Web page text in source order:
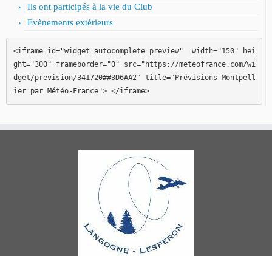
Ils ont participés à la vie du Club
Evènements extérieurs
<iframe id="widget_autocomplete_preview"  width="150" hei
ght="300" frameborder="0" src="https://meteofrance.com/wi
dget/prevision/341720##3D6AA2" title="Prévisions Montpell
ier par Météo-France"> </iframe>